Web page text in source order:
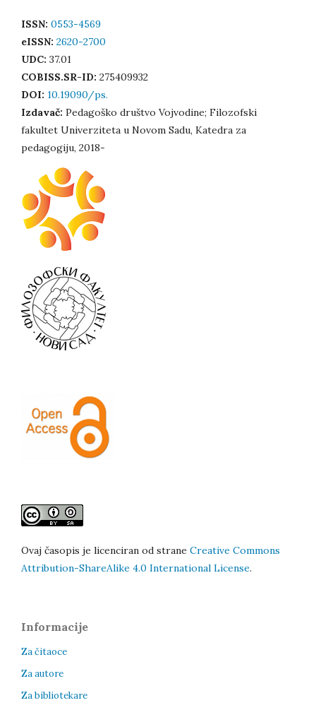
ISSN: 0553-4569
eISSN: 2620-2700
UDC: 37.01
COBISS.SR-ID: 275409932
DOI: 10.19090/ps.
Izdavač: Pedagoško društvo Vojvodine; Filozofski
fakultet Univerziteta u Novom Sadu, Katedra za
pedagogiju, 2018-
Ovaj časopis je licenciran od strane Creative Commons
Attribution-ShareAlike 4.0 International License.
Informacije
Za čitaoce
Za autore
Za bibliotekare